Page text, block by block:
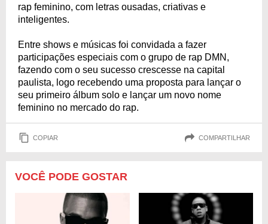
rap feminino, com letras ousadas, criativas e
inteligentes.
Entre shows e músicas foi convidada a fazer
participações especiais com o grupo de rap DMN,
fazendo com o seu sucesso crescesse na capital
paulista, logo recebendo uma proposta para lançar o
seu primeiro álbum solo e lançar um novo nome
feminino no mercado do rap.
COPIAR COMPARTILHAR
VOCÊ PODE GOSTAR